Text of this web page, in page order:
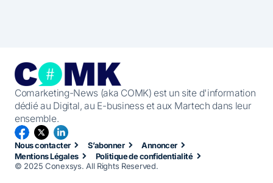
Comarketing-News (aka COMK) est un site d'information
dédié au Digital, au E-business et aux Martech dans leur
ensemble.
Nous contacter S’abonner
Annoncer
Mentions Légales
Politique de confidentialité
© 2025 Conexsys. All Rights Reserved.